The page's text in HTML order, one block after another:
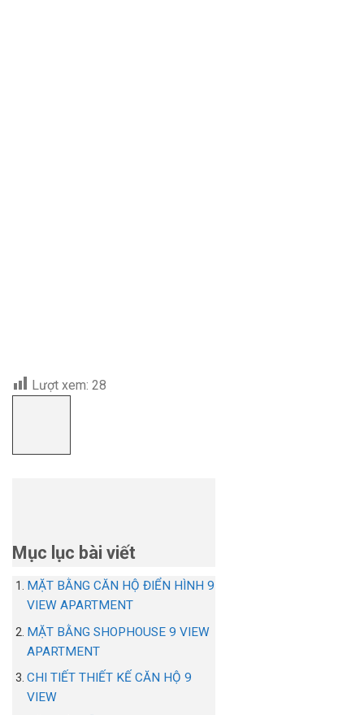
Lượt xem: 28
Mục lục bài viết
MẶT BẰNG CĂN HỘ ĐIỂN HÌNH 9
VIEW APARTMENT
MẶT BẰNG SHOPHOUSE 9 VIEW
APARTMENT
CHI TIẾT THIẾT KẾ CĂN HỘ 9
VIEW